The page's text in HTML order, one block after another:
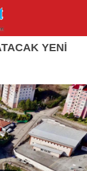
YENİ